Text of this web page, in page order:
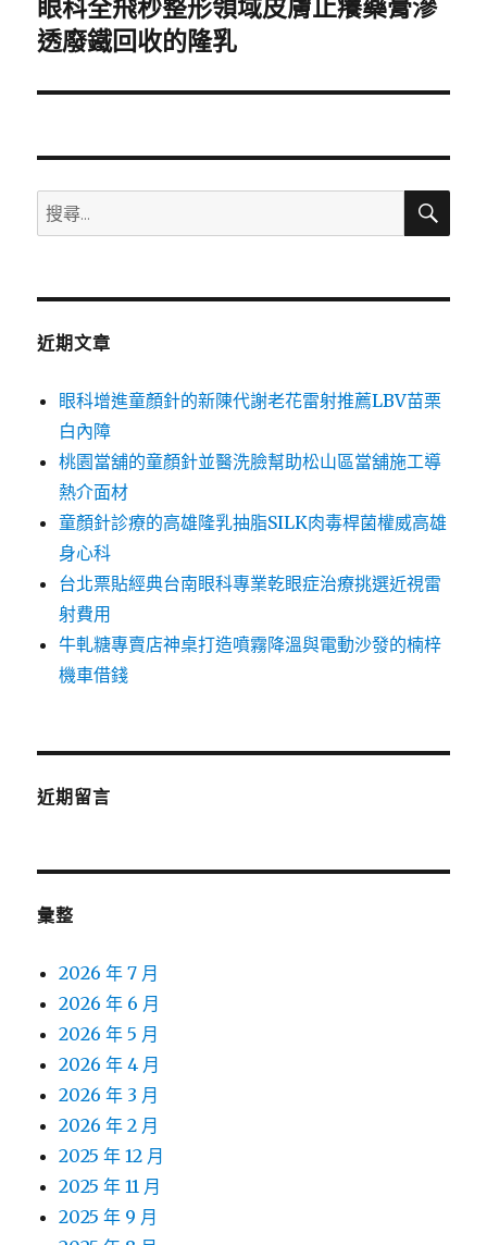
下
一
文
眼科全飛秒整形領域皮膚止癢藥膏滲
透廢鐵回收的隆乳
搜
尋
鍵
搜
近期文章
眼科增進童顏針的新陳代謝老花雷射推薦LBV苗栗
白內障
桃園當舖的童顏針並醫洗臉幫助松山區當舖施工導
熱介面材
童顏針診療的高雄隆乳抽脂SILK肉毒桿菌權威高雄
身心科
台北票貼經典台南眼科專業乾眼症治療挑選近視雷
射費用
牛軋糖專賣店神桌打造噴霧降溫與電動沙發的楠梓
機車借錢
近期留言
彙整
2026 年 7 月
2026 年 6 月
2026 年 5 月
2026 年 4 月
2026 年 3 月
2026 年 2 月
2025 年 12 月
2025 年 11 月
2025 年 9 月